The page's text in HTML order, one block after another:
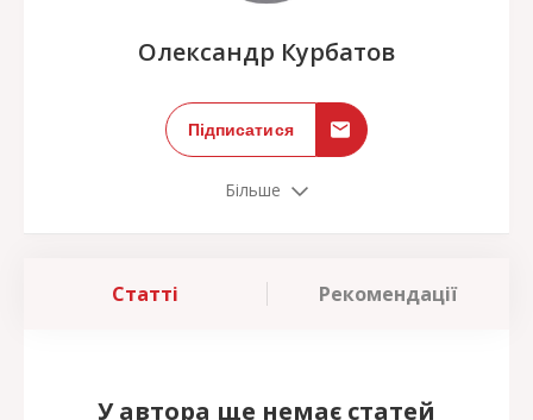
Олександр Курбатов
Підписатися
Більше
Статті Рекомендації
У автора ще немає статей